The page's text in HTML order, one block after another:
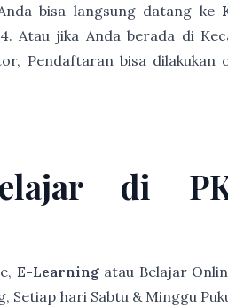
bisa langsung datang ke
Atau jika Anda berada di
Pendaftaran bisa dilakukan
di
E-Learningatau Belajar
Setiap hari Sabtu & Minggu